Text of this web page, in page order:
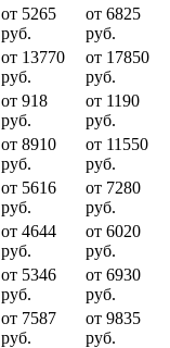
от 5265
руб.
от 6825
руб.
от 13770
руб.
от 17850
руб.
от 918
руб.
от 1190
руб.
от 8910
руб.
от 11550
руб.
от 5616
руб.
от 7280
руб.
от 4644
руб.
от 6020
руб.
от 5346
руб.
от 6930
руб.
от 7587
руб.
от 9835
руб.